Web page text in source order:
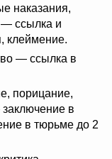
наказания,
— ссылка и
клеймение.
— ссылка в
порицание,
в
в тюрьме до 2